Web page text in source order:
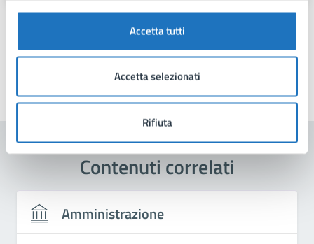
Accetta tutti
Accetta selezionati
Rifiuta
Ultimo aggiornamento:25/09/2025, 17:42
Contenuti correlati
Amministrazione